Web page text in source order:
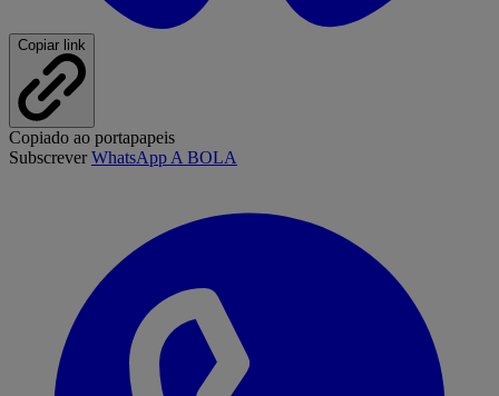
Copiar link
Copiado ao portapapeis
SubscreverWhatsApp A BOLA